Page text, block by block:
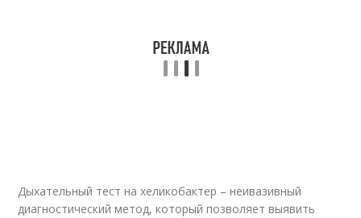
Дыхательный тест на хеликобактер – неивазивный
диагностический метод, который позволяет выявить